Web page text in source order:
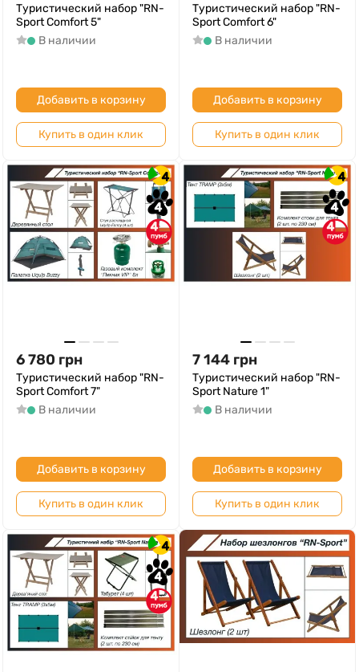
Туристический набор "RN-
Sport Comfort 5"
В наличии
Добавить в корзину
Купить в один клик
Туристический набор "RN-
Sport Comfort 6"
В наличии
Добавить в корзину
Купить в один клик
4
4
4
6 780 грн
Туристический набор "RN-
Sport Comfort 7"
В наличии
Добавить в корзину
Купить в один клик
4
4
4
7 144 грн
Туристический набор "RN-
Sport Nature 1"
В наличии
Добавить в корзину
Купить в один клик
4
4
4